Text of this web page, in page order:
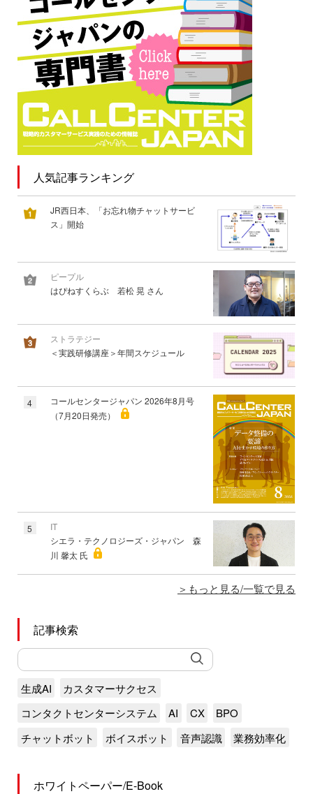
人気記事ランキング
JR西日本、「お忘れ物チャットサービ
ス」開始
ピープル
はぴねすくらぶ 若松 晃 さん
ストラテジー
＜実践研修講座＞年間スケジュール
4
コールセンタージャパン 2026年8月号
（7月20日発売）
5
IT
シエラ・テクノロジーズ・ジャパン 森
川 馨太 氏
もっと見る/一覧で見る
記事検索
生成AI
カスタマーサクセス
コンタクトセンターシステム
AI CX
BPO
チャットボット
ボイスボット 音声認識 業務効率化
ホワイトペーパー/E-Book